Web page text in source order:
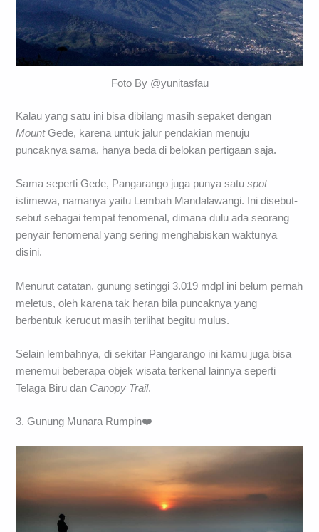
Foto By @yunitasfau
Kalau yang satu ini bisa dibilang masih sepaket dengan
MountGede, karena untuk jalur pendakian menuju
puncaknya sama, hanya beda di belokan pertigaan saja.
Sama seperti Gede, Pangarango juga punya satuspot
istimewa, namanya yaitu Lembah Mandalawangi. Ini disebut-
sebut sebagai tempat fenomenal, dimana dulu ada seorang
penyair fenomenal yang sering menghabiskan waktunya
disini.
Menurut catatan, gunung setinggi 3.019 mdpl ini belum pernah
meletus, oleh karena tak heran bila puncaknya yang
berbentuk kerucut masih terlihat begitu mulus.
Selain lembahnya, di sekitar Pangarango ini kamu juga bisa
menemui beberapa objek wisata terkenal lainnya seperti
Telaga Biru dan Canopy Trail.
3. Gunung Munara Rumpin❤️